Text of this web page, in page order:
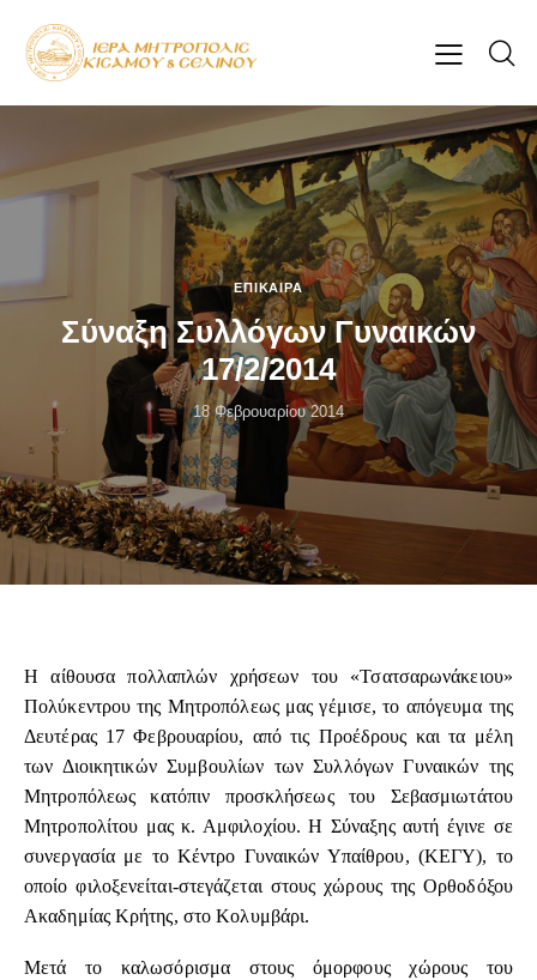
ΕΠΊΚΑΙΡΑ
Σύναξη Συλλόγων Γυναικών
17/2/2014
18 Φεβρουαρίου 2014
Η αίθουσα πολλαπλών χρήσεων του «Τσατσαρωνάκειου»
Πολύκεντρου της Μητροπόλεως μας γέμισε, το απόγευμα της
Δευτέρας 17 Φεβρουαρίου, από τις Προέδρους και τα μέλη
των Διοικητικών Συμβουλίων των Συλλόγων Γυναικών της
Μητροπόλεως κατόπιν προσκλήσεως του Σεβασμιωτάτου
Μητροπολίτου μας κ. Αμφιλοχίου. Η Σύναξης αυτή έγινε σε
συνεργασία με το Κέντρο Γυναικών Υπαίθρου, (ΚΕΓΥ), το
οποίο φιλοξενείται-στεγάζεται στους χώρους της Ορθοδόξου
Ακαδημίας Κρήτης, στο Κολυμβάρι.
Μετά το καλωσόρισμα στους όμορφους χώρους του